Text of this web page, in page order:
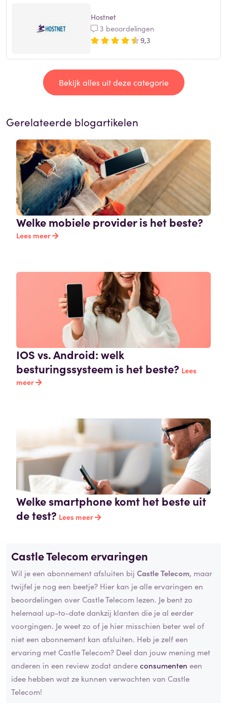
Hostnet
3 beoordelingen
9,3
Bekijk alles uit deze categorie
Gerelateerde blogartikelen
Welke mobiele provider is het beste?
Lees meer
IOS vs. Android: welk
besturingssysteem is het beste? Lees
meer
Welke smartphone komt het beste uit
de test? Lees meer
Castle Telecom ervaringen
Wil je een abonnement afsluiten bij Castle Telecom, maar
twijfel je nog een beetje? Hier kan je alle ervaringen en
beoordelingen over Castle Telecom lezen. Je bent zo
helemaal up-to-date dankzij klanten die je al eerder
voorgingen. Je weet zo of je hier misschien beter wel of
niet een abonnement kan afsluiten. Heb je zelf een
ervaring met Castle Telecom? Deel dan jouw mening met
anderen in een review zodat andereconsumenten een
idee hebben wat ze kunnen verwachten van Castle
Telecom!